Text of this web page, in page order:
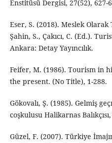
Enstitüsü Dergisi, 27(52), 627-
Eser, S. (2018). Meslek
Şahin, S., Çakıcı, C. (Ed.).
Ankara: Detay Yayıncılık.
Feifer, M. (1986). Tourism in
the present. (No Title), 1-288.
Gökovalı, Ş. (1985). Gelmiş
coşkulusu Halikarnas
Güzel, F. (2007). Türkiye